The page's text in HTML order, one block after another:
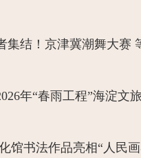
集结！京津冀潮舞大赛
年“春雨工程”海淀文
馆书法作品亮相“人民